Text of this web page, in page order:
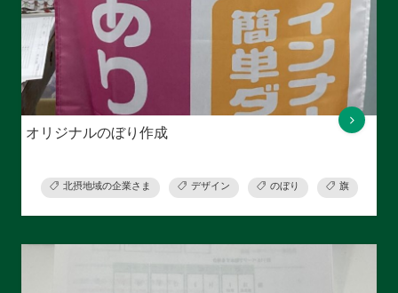
オリジナルのぼり作成
北摂地域の企業さま デザイン のぼり 旗